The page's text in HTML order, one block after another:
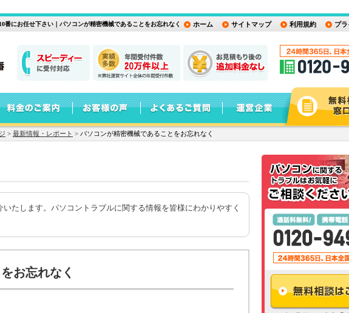
にお任せ下さい｜パソコンが精密機械であることをお忘れなく プ
利用規約
サイトマップ
ホーム
> 最新情報・レポート > パソコンが精密機械であることをお忘れなく
たします。パソコントラブルに関する情報を皆様にわかりやすく
お忘れなく